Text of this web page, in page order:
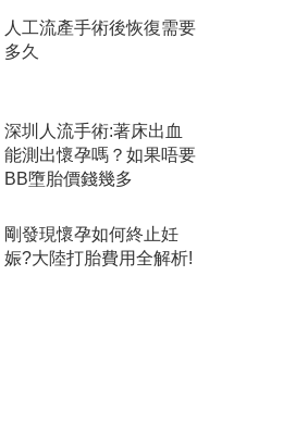
人工流產手術後恢復需要
多久
深圳人流手術:著床出血
能測出懷孕嗎？如果唔要
BB墮胎價錢幾多
剛發現懷孕如何終止妊
娠?大陸打胎費用全解析!